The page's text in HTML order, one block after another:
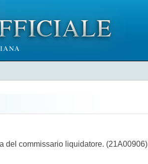
del commissario liquidatore. (21A00906)